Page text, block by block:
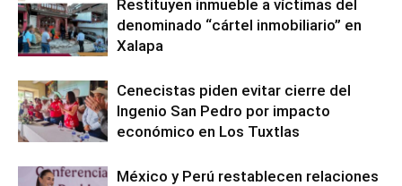
Restituyen inmueble a víctimas del
denominado “cártel inmobiliario” en
Xalapa
Cenecistas piden evitar cierre del
Ingenio San Pedro por impacto
económico en Los Tuxtlas
México y Perú restablecen relaciones